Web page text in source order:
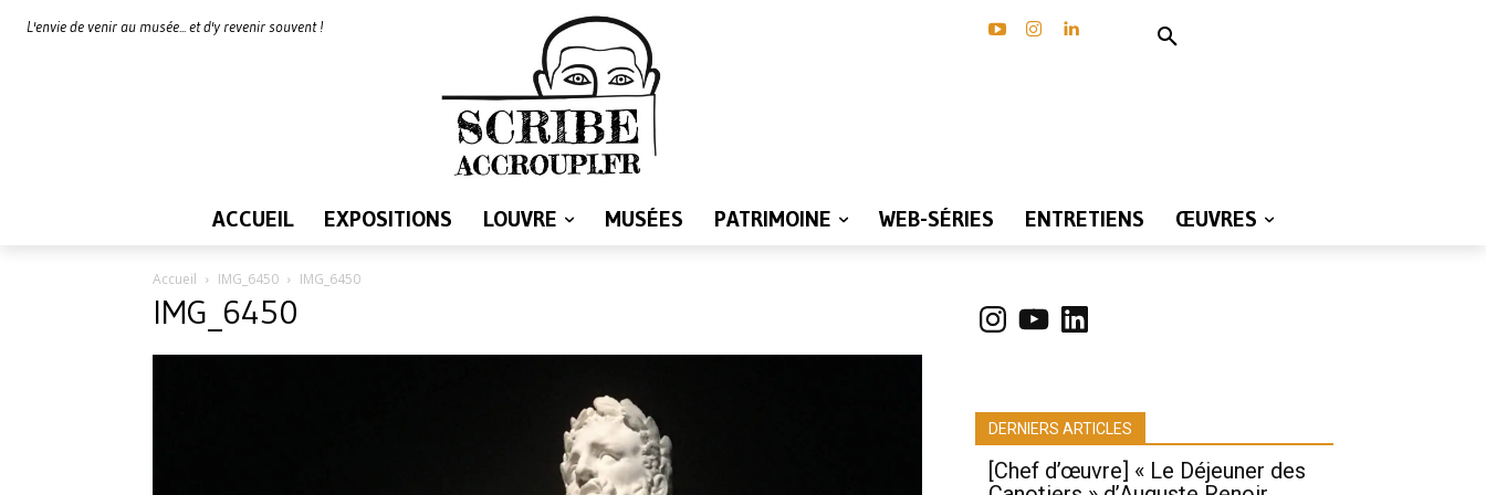
L'envie de venir au musée... et d'y revenir souvent !
ACCUEIL EXPOSITIONS LOUVRE MUSÉES PATRIMOINE WEB-SÉRIES ENTRETIENS ŒUVRES
Accueil IMG_6450 IMG_6450
IMG_6450 Instagram
YouTubeLinkedIn
DERNIERS ARTICLES
[Chef d’œuvre] « Le Déjeuner des